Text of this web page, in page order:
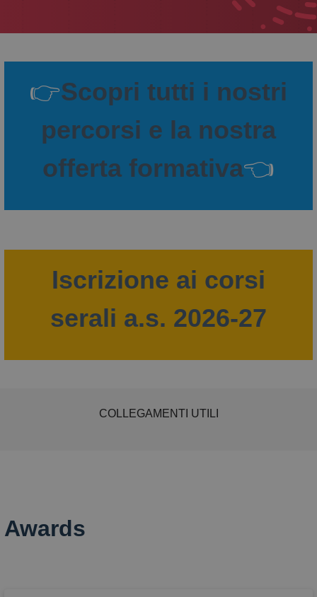
👉Scopri tutti i nostri
percorsi e la nostra
offerta formativa👈
Iscrizione ai corsi
serali a.s. 2026-27
COLLEGAMENTI UTILI
Awards